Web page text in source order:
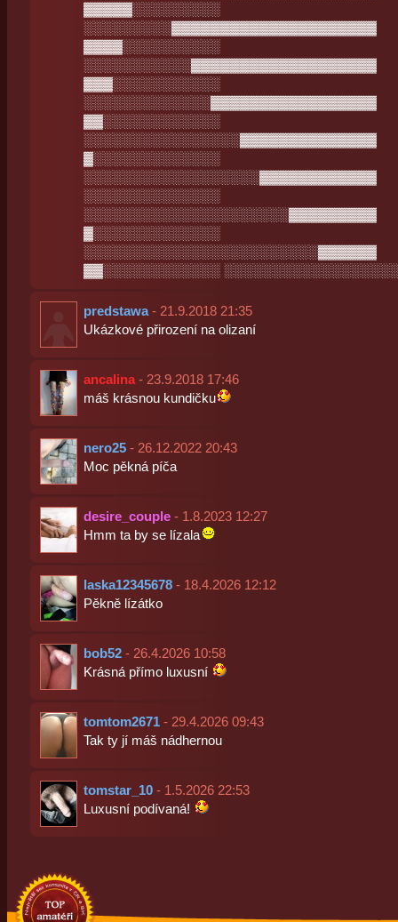
▓▓▓▓▓░░░░░░░░░
░░░░░░░░░▓▓▓▓▓▓▓▓▓▓▓▓▓▓▓▓▓▓▓▓▓
▓▓▓▓░░░░░░░░░░
░░░░░░░░░░░▓▓▓▓▓▓▓▓▓▓▓▓▓▓▓▓▓▓▓
▓▓▓░░░░░░░░░░░
░░░░░░░░░░░░░▓▓▓▓▓▓▓▓▓▓▓▓▓▓▓▓▓
▓▓░░░░░░░░░░░░
░░░░░░░░░░░░░░░░▓▓▓▓▓▓▓▓▓▓▓▓▓▓
▓░░░░░░░░░░░░░
░░░░░░░░░░░░░░░░░░▓▓▓▓▓▓▓▓▓▓▓▓
░░░░░░░░░░░░░░
░░░░░░░░░░░░░░░░░░░░░▓▓▓▓▓▓▓▓▓
▓░░░░░░░░░░░░░
░░░░░░░░░░░░░░░░░░░░░░░░▓▓▓▓▓▓
▓▓░░░░░░░░░░░░
predstawa- 21.9.2018 21:35
Ukázkové přirození na olizaní
ancalina- 23.9.2018 17:46
máš krásnou kundičku
nero25- 26.12.2022 20:43
Moc pěkná píča
desire_couple- 1.8.2023 12:27
Hmm ta by se lízala
laska12345678- 18.4.2026 12:12
Pěkně lízátko
bob52- 26.4.2026 10:58
Krásná přímo luxusní
tomtom2671- 29.4.2026 09:43
Tak ty jí máš nádhernou
tomstar_10- 1.5.2026 22:53
Luxusní podívaná!